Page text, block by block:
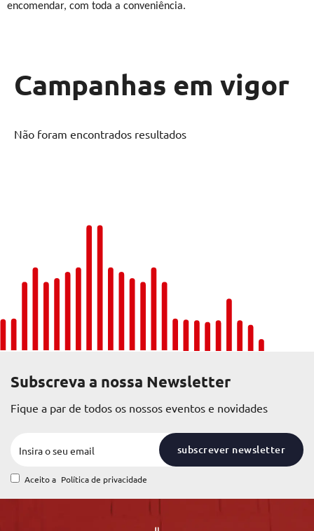
encomendar, com toda a conveniência.
Campanhas em vigor
Não foram encontrados resultados
Subscreva a nossa Newsletter
Fique a par de todos os nossos eventos e novidades
subscrever newsletter
Aceito a Política de privacidade